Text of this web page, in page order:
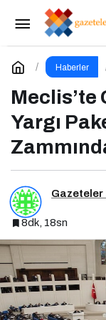
Haberler
Meclis’te
Yargı
Gazeteler
8dk, 18sn
Yorum Yap